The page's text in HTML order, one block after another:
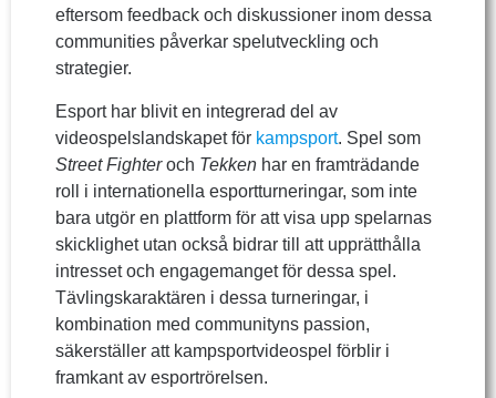
eftersom feedback och diskussioner inom dessa
communities påverkar spelutveckling och
strategier.
Esport har blivit en integrerad del av
videospelslandskapet för kampsport. Spel som
Street Fighteroch Tekken har en framträdande
roll i internationella esportturneringar, som inte
bara utgör en plattform för att visa upp spelarnas
skicklighet utan också bidrar till att upprätthålla
intresset och engagemanget för dessa spel.
Tävlingskaraktären i dessa turneringar, i
kombination med communityns passion,
säkerställer att kampsportvideospel förblir i
framkant av esportrörelsen.